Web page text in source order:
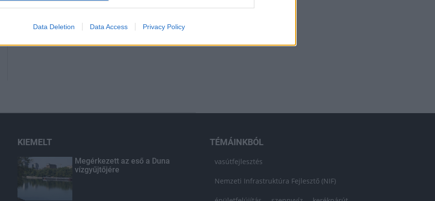
Data Deletion Data Access Privacy Policy
KIEMELT
Megérkezett az eső a Duna
vízgyűjtőjére
TÉMÁINKBÓL
vasútfejlesztés
Nemzeti Infrastruktúra Fejlesztő (NIF)